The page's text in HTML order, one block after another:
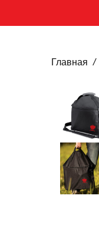
Главная